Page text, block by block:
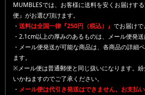
MUMBLESでは、お客様に送料を安くお届けす
便』がお選び頂けます。
・ 送料は全国一律『250円（税込）』 でお届けで
・2.1cm以上の厚みのあるものは、メール便発送
・メール便発送が可能な商品は、各商品の詳細
ます。
※メール便は普通郵便と同じ扱いになります。
いかねますのでご了承ください。
・ メール便は代引き発送はできません。お支払